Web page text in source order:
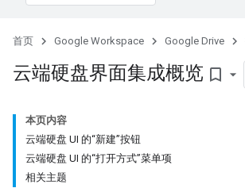
首页 Google Workspace Google Drive
云端硬盘界面集成概览 bookmark_border
本页内容
云端硬盘 UI 的“新建”按钮
云端硬盘 UI 的“打开方式”菜单项
相关主题